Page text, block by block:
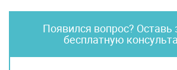
Появился вопрос? Оставь
бесплатную